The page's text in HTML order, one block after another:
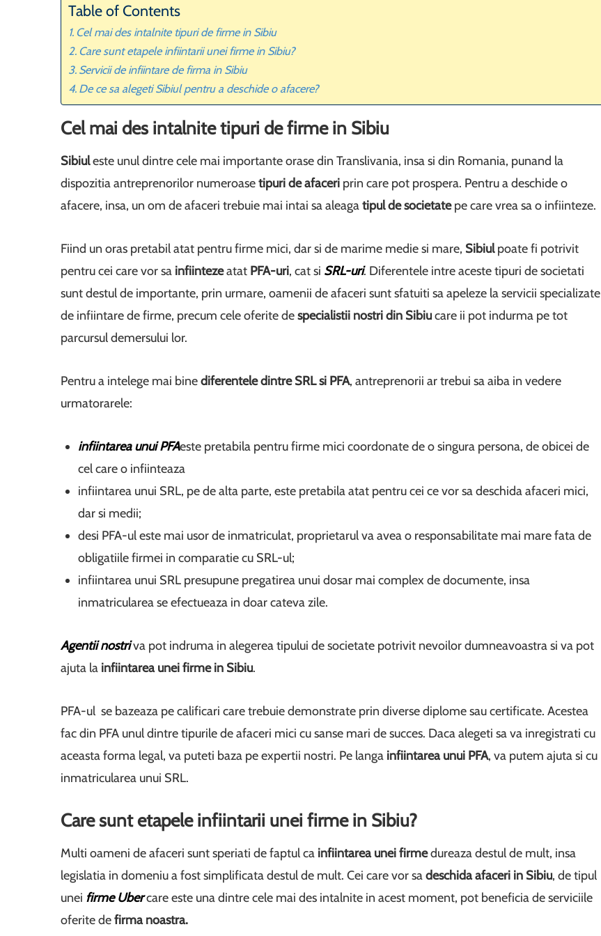
Table of Contents
Cel mai des intalnite tipuri de firme in Sibiu
Care sunt etapele infiintarii unei firme in Sibiu?
Servicii de infiintare de firma in Sibiu
De ce sa alegeti Sibiul pentru a deschide o afacere?
Cel mai des intalnite tipuri de firme in Sibiu
Sibiuleste unul dintre cele mai importante orase din Translivania, insa si din Romania, punand la
dispozitia antreprenorilor numeroasetipuri de afaceri prin care pot prospera. Pentru a deschide o
afacere, insa, un om de afaceri trebuie mai intai sa aleagatipul de societatepe care vrea sa o infiinteze.
Fiind un oras pretabil atat pentru firme mici, dar si de marime medie si mare, Sibiulpoate fi potrivit
pentru cei care vor sa infiintezeatat PFA-uri, cat si SRL-uri. Diferentele intre aceste tipuri de societati
sunt destul de importante, prin urmare, oamenii de afaceri sunt sfatuiti sa apeleze la servicii specializate
de infiintare de firme, precum cele oferite despecialistii nostri din Sibiucare ii pot indurma pe tot
parcursul demersului lor.
Pentru a intelege mai binediferentele dintre SRL si PFA, antreprenorii ar trebui sa aiba in vedere
urmatorarele:
infiintarea unui PFAeste pretabila pentru firme mici coordonate de o singura persona, de obicei de
cel care o infiinteaza
infiintarea unui SRL, pe de alta parte, este pretabila atat pentru cei ce vor sa deschida afaceri mici,
dar si medii;
desi PFA-ul este mai usor de inmatriculat, proprietarul va avea o responsabilitate mai mare fata de
obligatiile firmei in comparatie cu SRL-ul;
infiintarea unui SRL presupune pregatirea unui dosar mai complex de documente, insa
inmatricularea se efectueaza in doar cateva zile.
Agentii nostriva pot indruma in alegerea tipului de societate potrivit nevoilor dumneavoastra si va pot
ajuta la infiintarea unei firme in Sibiu.
PFA-ul se bazeaza pe calificari care trebuie demonstrate prin diverse diplome sau certificate. Acestea
fac din PFA unul dintre tipurile de afaceri mici cu sanse mari de succes. Daca alegeti sa va inregistrati cu
aceasta forma legal, va puteti baza pe expertii nostri. Pe langa infiintarea unui PFA, va putem ajuta si cu
inmatricularea unui SRL.
Care sunt etapele infiintarii unei firme in Sibiu?
Multi oameni de afaceri sunt speriati de faptul ca infiintarea unei firmedureaza destul de mult, insa
legislatia in domeniu a fost simplificata destul de mult. Cei care vor sadeschida afaceri in Sibiu, de tipul
unei firme Ubercare este una dintre cele mai des intalnite in acest moment, pot beneficia de serviciile
oferite defirma noastra.